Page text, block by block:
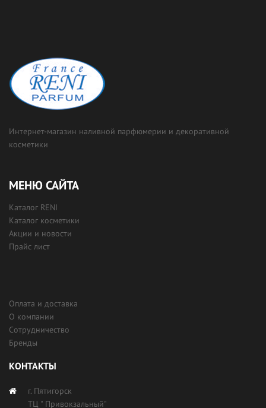
Интернет-магазин наливной парфюмерии и декоративной
косметики
МЕНЮ САЙТА
Каталог RENI
Каталог косметики
Акции и новости
Прайс лист
Оплата и доставка
О компании
Сотрудничество
Бренды
КОНТАКТЫ
г. Пятигорск
ТЦ " Привокзальный"